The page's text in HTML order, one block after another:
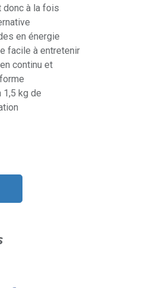
donc à la fois
en énergie
facile à entretenir
continu et
kg de